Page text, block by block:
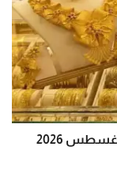
أسعار الذهب في الإمارات اليوم الأربعاء 5 أغسطس 2026